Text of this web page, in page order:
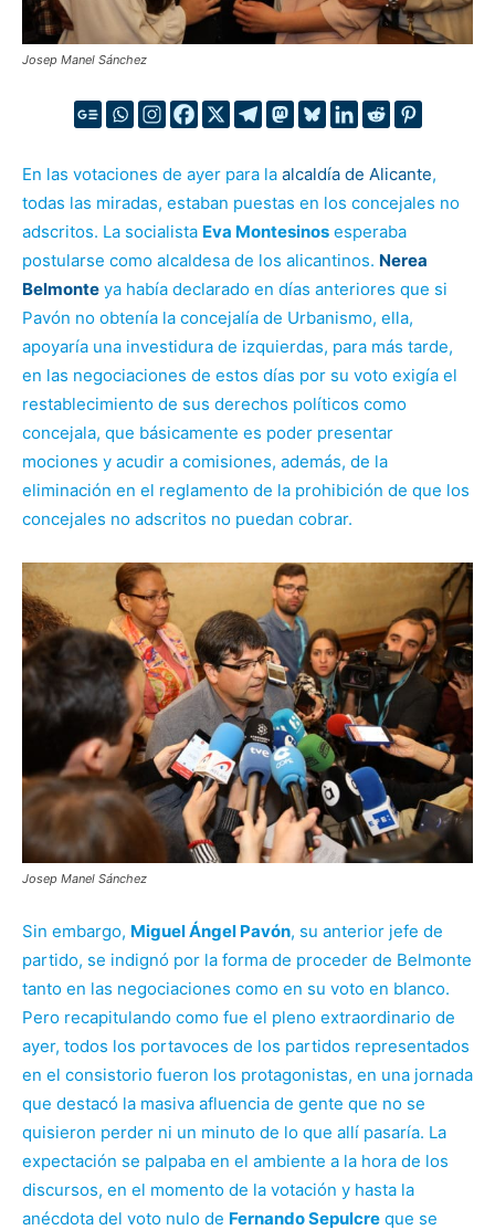
Josep Manel Sánchez
En las votaciones de ayer para la alcaldía de Alicante,
todas las miradas, estaban puestas en los concejales no
adscritos. La socialista Eva Montesinos esperaba
postularse como alcaldesa de los alicantinos. Nerea
Belmonte ya había declarado en días anteriores que si
Pavón no obtenía la concejalía de Urbanismo, ella,
apoyaría una investidura de izquierdas, para más tarde,
en las negociaciones de estos días por su voto exigía el
restablecimiento de sus derechos políticos como
concejala, que básicamente es poder presentar
mociones y acudir a comisiones, además, de la
eliminación en el reglamento de la prohibición de que los
concejales no adscritos no puedan cobrar.
Josep Manel Sánchez
Sin embargo, Miguel Ángel Pavón, su anterior jefe de
partido, se indignó por la forma de proceder de Belmonte
tanto en las negociaciones como en su voto en blanco.
Pero recapitulando como fue el pleno extraordinario de
ayer, todos los portavoces de los partidos representados
en el consistorio fueron los protagonistas, en una jornada
que destacó la masiva afluencia de gente que no se
quisieron perder ni un minuto de lo que allí pasaría. La
expectación se palpaba en el ambiente a la hora de los
discursos, en el momento de la votación y hasta la
anécdota del voto nulo de Fernando Sepulcre que se